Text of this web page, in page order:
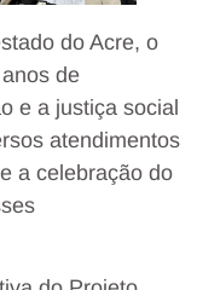
do Acre, o
de
e a justiça social
atendimentos
a celebração do